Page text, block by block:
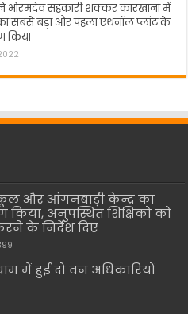
सहकारी शक्कर कारखाना में
सबसे बड़ा और पहला एथनॉल प्लांट के
किया
और आंगनबाड़ी केन्द्र का
किया, अनुपस्थित शिक्षिकों को
के निर्देश दिए
में हुई दो वन अधिकारियों